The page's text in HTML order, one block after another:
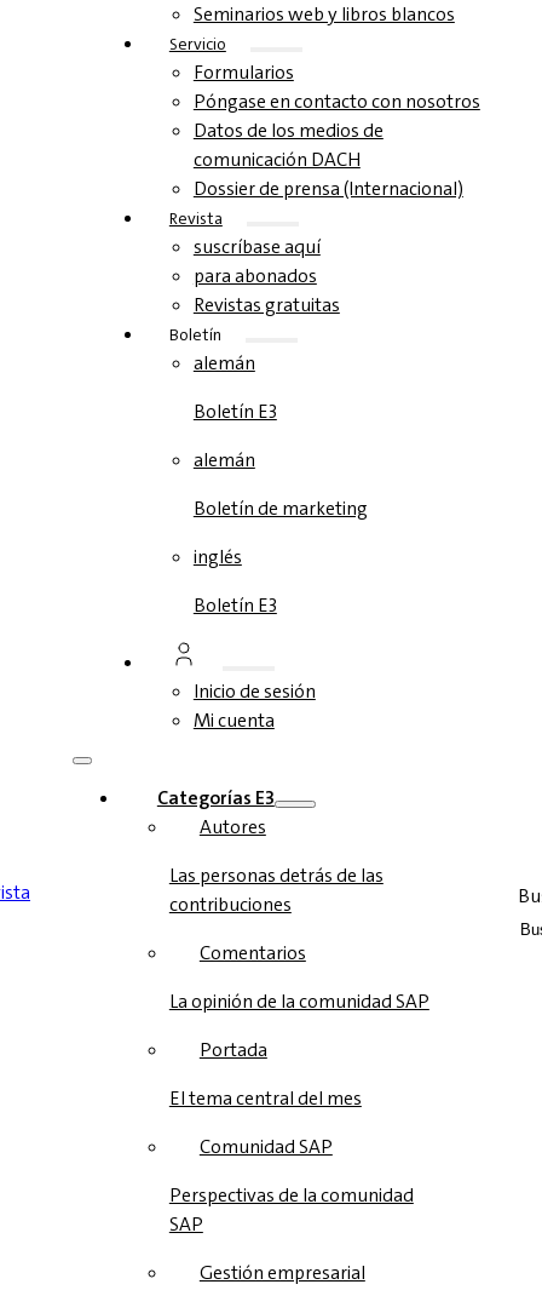
Seminarios web y libros blancos
Servicio
Formularios
Póngase en contacto con nosotros
Datos de los medios de
comunicación DACH
Dossier de prensa (Internacional)
Revista
suscríbase aquí
para abonados
Revistas gratuitas
Boletín
alemán
Boletín E3
alemán
Boletín de marketing
inglés
Boletín E3
Inicio de sesión
Mi cuenta
Categorías E3
Autores
Las personas detrás de las
contribuciones
Comentarios
La opinión de la comunidad SAP
Portada
El tema central del mes
Comunidad SAP
Perspectivas de la comunidad
SAP
Gestión empresarial